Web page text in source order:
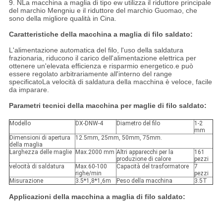
9. N La macchina a maglia di tipo ew utilizza il riduttore principale
del marchio Mengniu e il riduttore del marchio Guomao, che
sono della migliore qualità in Cina.
Caratteristiche della macchina a maglia di filo saldato:
L'alimentazione automatica del filo, l'uso della saldatura
frazionaria, riducono il carico dell'alimentazione elettrica per
ottenere un'elevata efficienza e risparmio energetico.e può
essere regolato arbitrariamente all'interno del range
specificatoLa velocità di saldatura della macchina è veloce, facile
da imparare.
Parametri tecnici della macchina per maglie di filo saldato:
Modello DX-DNW-4 Diametro del filo
1-2
mm
Dimensioni di apertura
della maglia
12.5mm, 25mm, 50mm, 75mm.
Larghezza delle maglie Max.2000 mm Altri apparecchi per la
produzione di calore
161
pezzi
velocità di saldatura
Max.60-100
righe/min
Capacità del trasformatore
7
pezzi
Misurazione
3.5*1,8*1,6m Peso della macchina 3.5T
Applicazioni della macchina a maglia di filo saldato: